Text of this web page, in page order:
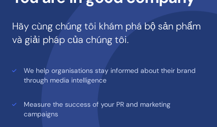
Hãy cùng chúng tôi khám phá bộ sản phẩm
và giải pháp của chúng tôi.
We help organisations stay informed about their brand
through media intelligence
Measure the success of your PR and marketing
campaigns